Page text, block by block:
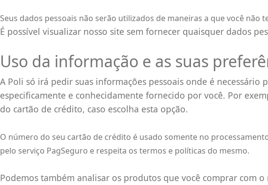
Seus dados pessoais não serão utilizados de maneiras a que você não
É possível visualizar nosso site sem fornecer quaisquer dados
Uso da informação e as suas
A Poli só irá pedir suas informações pessoais onde é
especificamente e conhecidamente fornecido por você. Por
do cartão de crédito, caso escolha esta opção.
O número do seu cartão de crédito é usado somente no
pelo serviço PagSeguro e respeita os termos e políticas do mesmo.
Podemos também analisar os produtos que você comprar com